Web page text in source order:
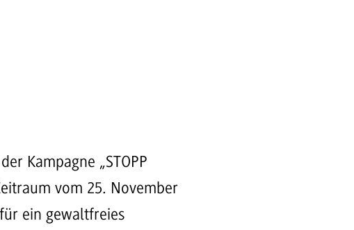
Kampagne „STOPP
vom 25. November
ein gewaltfreies